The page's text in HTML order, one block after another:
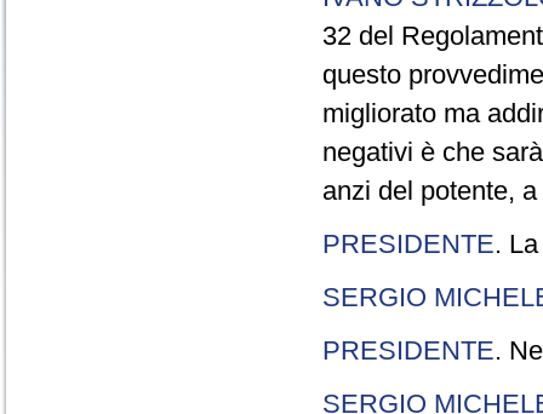
32 del
questo
migliorato ma
negativi è che
anzi del potente,
PRESIDENTE.
SERGIO
PRESIDENTE.
SERGIO